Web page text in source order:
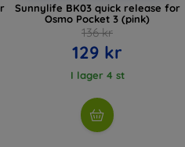
Sunnylife BK03 quick release for
Osmo Pocket 3 (pink)
136 kr
129 kr
I lager 4 st